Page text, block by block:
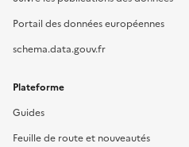
Portail des données européennes
schema.data.gouv.fr
Plateforme
Guides
Feuille de route et nouveautés